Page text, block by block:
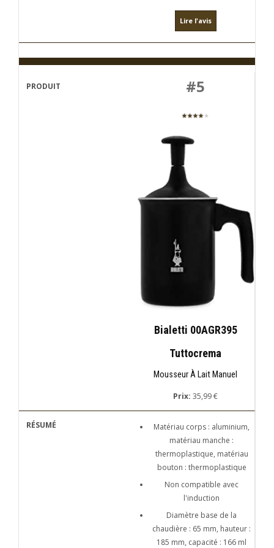
Lire l'avis
#5
★★★★★
Bialetti 00AGR395
Tuttocrema
Mousseur À Lait Manuel
Prix: 35,99 €
Matériau corps : aluminium,
matériau manche :
thermoplastique, matériau
bouton : thermoplastique
Non compatible avec
l'induction
Diamètre base de la
chaudière : 65 mm, hauteur :
185 mm, capacité : 166 ml